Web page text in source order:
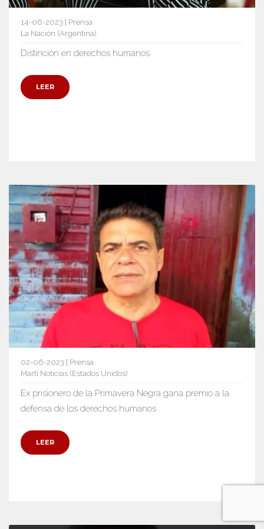
14-06-2023 | Prensa
La Nación (Argentina)
Distinción en derechos humanos
LEER
02-06-2023 | Prensa
Martí Noticias (Estados Unidos)
Ex prisionero de la Primavera Negra gana premio a la
defensa de los derechos humanos
LEER